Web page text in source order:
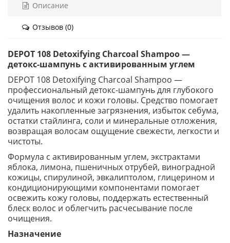
Описание
Отзывов (0)
DEPOT 108 Detoxifying Charcoal Shampoo —
детокс-шампунь с активированным углем
DEPOT 108 Detoxifying Charcoal Shampoo —
профессиональный детокс-шампунь для глубокого
очищения волос и кожи головы. Средство помогает
удалить накопленные загрязнения, избыток себума,
остатки стайлинга, соли и минеральные отложения,
возвращая волосам ощущение свежести, легкости и
чистоты.
Формула с активированным углем, экстрактами
яблока, лимона, пшеничных отрубей, виноградной
кожицы, спирулиной, эвкалиптолом, глицерином и
кондиционирующими компонентами помогает
освежить кожу головы, поддержать естественный
блеск волос и облегчить расчесывание после
очищения.
Назначение